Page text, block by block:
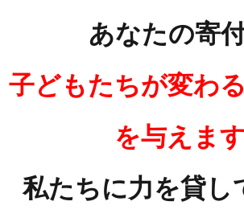
あなたの寄
子どもたちが変わ
を与えま
私たちに力を貸し